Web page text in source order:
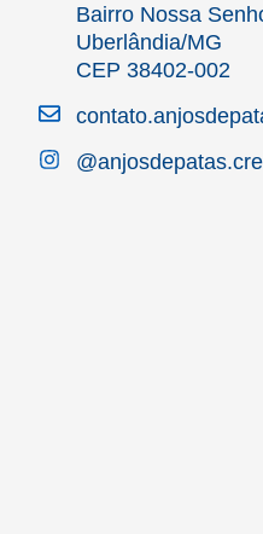
Bairro Nossa
Uberlândia/MG
CEP 38402-002